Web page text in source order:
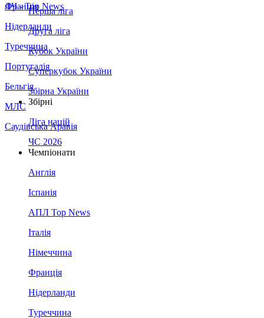
Франція
Нідерланди
Туреччина
Португалія
Бельгія
МЛС
Саудівська Аравія
ЛЧ - Top News
Перша ліга
Друга ліга
Кубок України
Суперкубок України
Збірна України
Збірні
Ліга націй
ЧС 2026
Чемпіонати
Англія
Іспанія
АПЛ Top News
Італія
Німеччина
Франція
Нідерланди
Туреччина